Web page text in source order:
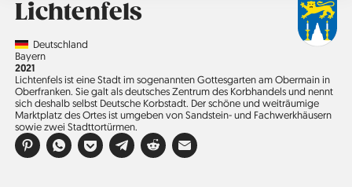
Lichtenfels
CountryDeutschland
Region
Bayern
Jahr
2021
Lichtenfels ist eine Stadt im sogenannten Gottesgarten am Ober­­­main in
Oberfranken. Sie galt als deutsches Zentrum des Korbhandels und nennt
sich deshalb selbst Deutsche Korbstadt. Der schöne und weiträumige
Marktplatz des Ortes ist umgeben von Sandstein- und Fachwerkhäusern
sowie zwei Stadttortürmen.